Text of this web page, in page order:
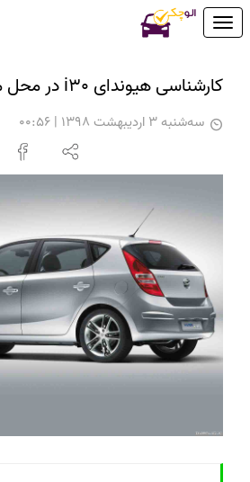
Toggle
کارشناسی هیوندای i30 در محل مورد نظر شما
سه‌شنبه 3 اردیبهشت 1398 | 00:56